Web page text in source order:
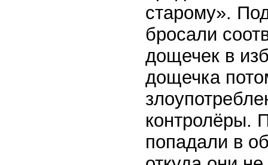
старому».
бросали
дощечек в
дощечка
контролёры.
попадали в